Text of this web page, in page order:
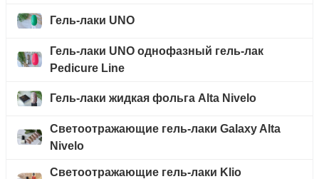
Гель-лаки UNO
Гель-лаки UNO однофазный гель-лак
Pedicure Line
Гель-лаки жидкая фольга Alta Nivelo
Светоотражающие гель-лаки Galaxy Alta
Nivelo
Светоотражающие гель-лаки Klio